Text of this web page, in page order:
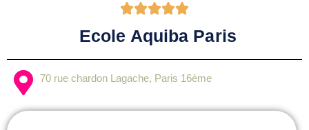

Ecole Aquiba Paris
70 rue chardon Lagache, Paris 16ème